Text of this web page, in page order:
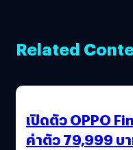
Related
เปิดตัว OPPO
ค่าตัว 79,999 บ